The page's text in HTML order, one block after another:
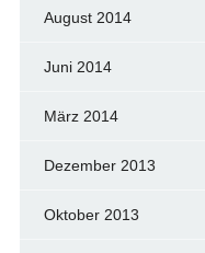
August 2014
Juni 2014
März 2014
Dezember 2013
Oktober 2013